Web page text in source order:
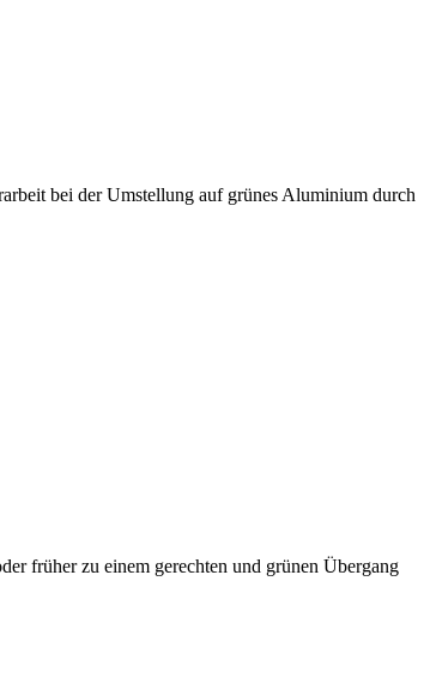
bei der Umstellung auf grünes Aluminium durch
früher zu einem gerechten und grünen Übergang